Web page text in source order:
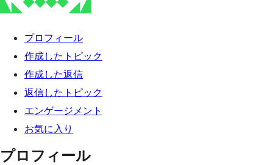
プロフィール
作成したトピック
作成した返信
返信したトピック
エンゲージメント
お気に入り
プロフィール